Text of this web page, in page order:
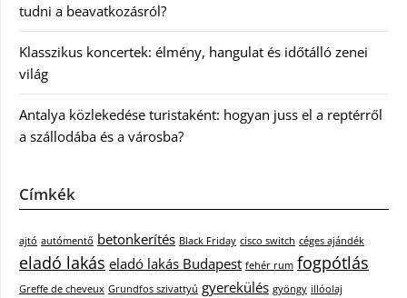
tudni a beavatkozásról?
Klasszikus koncertek: élmény, hangulat és időtálló zenei
világ
Antalya közlekedése turistaként: hogyan juss el a reptérről
a szállodába és a városba?
Címkék
ajtó autómentő betonkerítés Black Friday cisco switch céges ajándék
eladó lakás eladó lakás Budapest fehér rum fogpótlás
Greffe de cheveux Grundfos szivattyú gyerekülés gyöngy illóolaj